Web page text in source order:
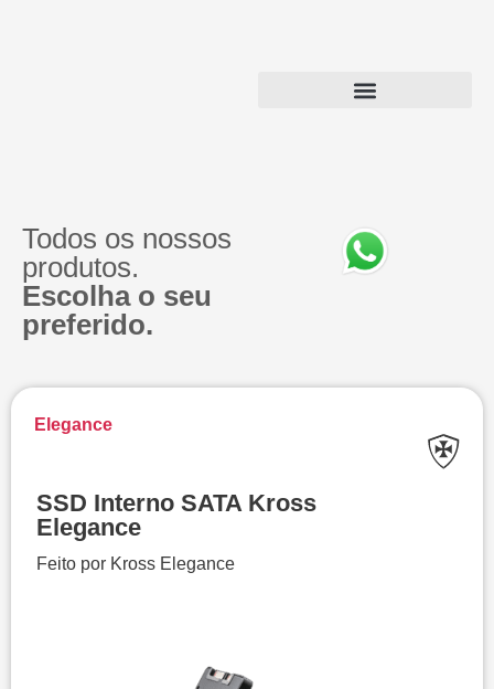
Todos os nossos
produtos.
Escolha o seu
preferido.​
Elegance
SSD Interno SATA Kross
Elegance
Feito por Kross Elegance